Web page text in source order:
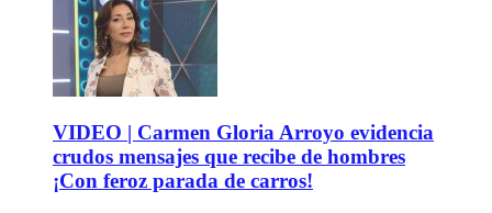
VIDEO | Carmen Gloria Arroyo evidencia
crudos mensajes que recibe de hombres
¡Con feroz parada de carros!